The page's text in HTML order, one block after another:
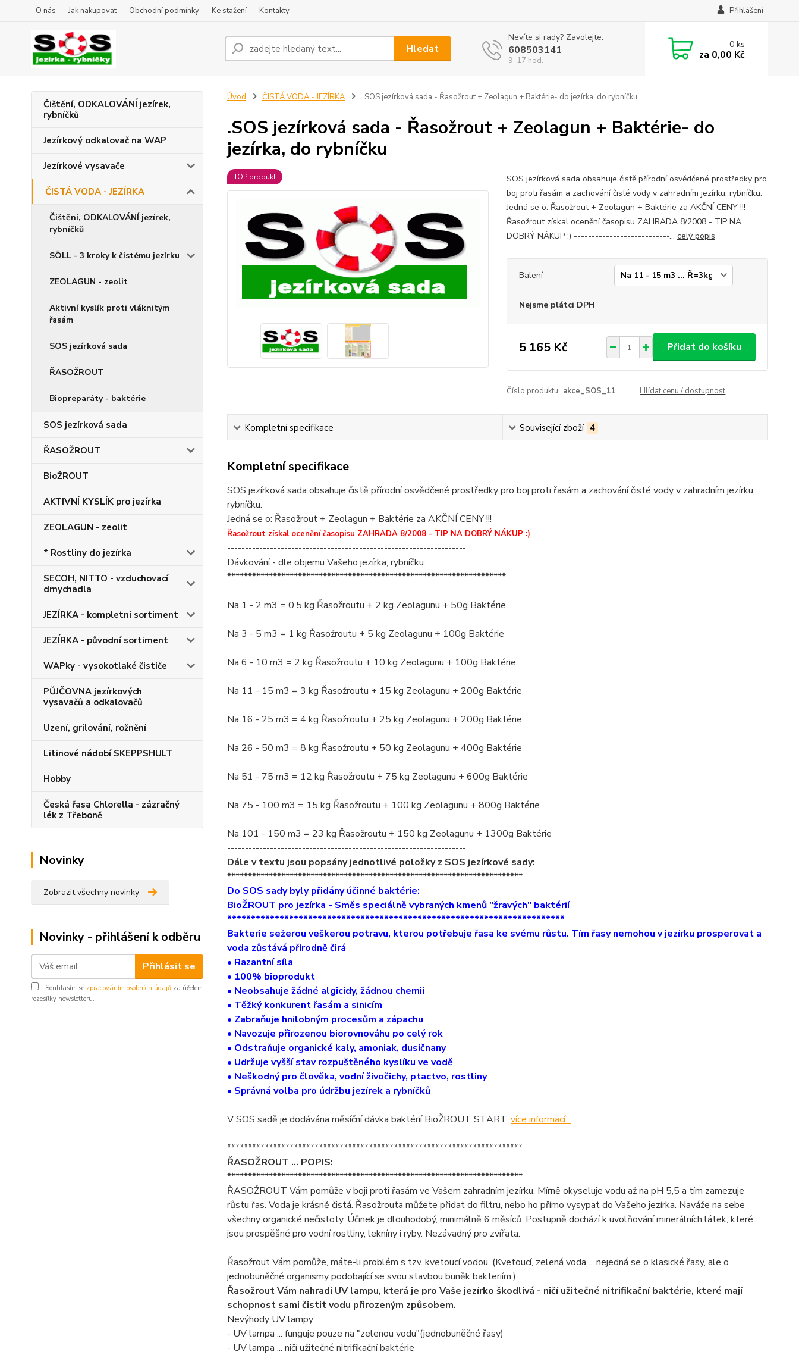
O nás Jak nakupovat Obchodní podmínky Ke stažení Kontakty Přihlášení
Hledat
Nevíte si rady? Zavolejte.
608503141
9-17 hod.
0ks
za 0,00 Kč
Čištění, ODKALOVÁNÍ jezírek,
rybníčků
Jezírkový odkalovač na WAP
Jezírkové vysavače
ČISTÁ VODA - JEZÍRKA
Čištění, ODKALOVÁNÍ jezírek,
rybníčků
SÖLL - 3 kroky k čistému jezírku
ZEOLAGUN - zeolit
Aktivní kyslík proti vláknitým
řasám
SOS jezírková sada
ŘASOŽROUT
Biopreparáty - baktérie
SOS jezírková sada
ŘASOŽROUT
BioŽROUT
AKTIVNÍ KYSLÍK pro jezírka
ZEOLAGUN - zeolit
* Rostliny do jezírka
SECOH, NITTO - vzduchovací
dmychadla
JEZÍRKA - kompletní sortiment
JEZÍRKA - původní sortiment
WAPky - vysokotlaké čističe
PŮJČOVNA jezírkových
vysavačů a odkalovačů
Uzení, grilování, rožnění
Litinové nádobí SKEPPSHULT
Hobby
Česká řasa Chlorella - zázračný
lék z Třeboně
Novinky
Zobrazit všechny novinky
Novinky - přihlášení k odběru
Přihlásit se
Souhlasím se zpracováním osobních údajů za účelem
rozesílky newsletteru.
Úvod ČISTÁ VODA - JEZÍRKA .SOS jezírková sada - Řasožrout + Zeolagun + Baktérie- do jezírka, do rybníčku
.SOS jezírková sada - Řasožrout + Zeolagun + Baktérie- do
jezírka, do rybníčku
TOP produkt
SOS jezírková sada obsahuje čistě přírodní osvědčené prostředky pro
boj proti řasám a zachování čisté vody v zahradním jezírku, rybníčku.
Jedná se o: Řasožrout + Zeolagun + Baktérie za AKČNÍ CENY !!!
Řasožrout získal ocenění časopisu ZAHRADA 8/2008 - TIP NA
DOBRÝ NÁKUP :) ---------------------------... celý popis
Balení
Nejsme plátci DPH
5 165 Kč Přidat do košíku
Číslo produktu: akce_SOS_11 Hlídat cenu / dostupnost
Kompletní specifikace Související zboží 4
Kompletní specifikace
SOS jezírková sada obsahuje čistě přírodní osvědčené prostředky pro boj proti řasám a zachování čisté vody v zahradním jezírku,
rybníčku.
Jedná se o: Řasožrout + Zeolagun + Baktérie za AKČNÍ CENY !!!
Řasožrout získal ocenění časopisu ZAHRADA 8/2008 - TIP NA DOBRÝ NÁKUP :)
-------------------------------------------------------------------
Dávkování - dle objemu Vašeho jezírka, rybníčku:
*******************************************************************
Na 1 - 2 m3 = 0,5 kg Řasožroutu + 2 kg Zeolagunu + 50g Baktérie
Na 3 - 5 m3 = 1 kg Řasožroutu + 5 kg Zeolagunu + 100g Baktérie
Na 6 - 10 m3 = 2 kg Řasožroutu + 10 kg Zeolagunu + 100g Baktérie
Na 11 - 15 m3 = 3 kg Řasožroutu + 15 kg Zeolagunu + 200g Baktérie
Na 16 - 25 m3 = 4 kg Řasožroutu + 25 kg Zeolagunu + 200g Baktérie
Na 26 - 50 m3 = 8 kg Řasožroutu + 50 kg Zeolagunu + 400g Baktérie
Na 51 - 75 m3 = 12 kg Řasožroutu + 75 kg Zeolagunu + 600g Baktérie
Na 75 - 100 m3 = 15 kg Řasožroutu + 100 kg Zeolagunu + 800g Baktérie
Na 101 - 150 m3 = 23 kg Řasožroutu + 150 kg Zeolagunu + 1300g Baktérie
-------------------------------------------------------------------
Dále v textu jsou popsány jednotlivé položky z SOS jezírkové sady:
***********************************************************************
Do SOS sady byly přidány účinné baktérie:
BioŽROUT pro jezírka - Směs speciálně vybraných kmenů "žravých" baktérií
***********************************************************************
Bakterie sežerou veškerou potravu, kterou potřebuje řasa ke svému růstu. Tím řasy nemohou v jezírku prosperovat a
voda zůstává přírodně čirá
• Razantní síla
• 100% bioprodukt
• Neobsahuje žádné algicidy, žádnou chemii
• Těžký konkurent řasám a sinicím
• Zabraňuje hnilobným procesům a zápachu
• Navozuje přirozenou biorovnováhu po celý rok
• Odstraňuje organické kaly, amoniak, dusičnany
• Udržuje vyšší stav rozpuštěného kyslíku ve vodě
• Neškodný pro člověka, vodní živočichy, ptactvo, rostliny
• Správná volba pro údržbu jezírek a rybníčků
V SOS sadě je dodávána měsíční dávka baktérií BioŽROUT START. více informací...
***********************************************************************
ŘASOŽROUT ... POPIS:
***********************************************************************
ŘASOŽROUT Vám pomůže v boji proti řasám ve Vašem zahradním jezírku. Mírně okyseluje vodu až na pH 5,5 a tím zamezuje
růstu řas. Voda je krásně čistá. Řasožrouta můžete přidat do filtru, nebo ho přímo vysypat do Vašeho jezírka. Naváže na sebe
všechny organické nečistoty. Účinek je dlouhodobý, minimálně 6 měsíců. Postupně dochází k uvolňování minerálních látek, které
jsou prospěšné pro vodní rostliny, lekníny i ryby. Nezávadný pro zvířata.
Řasožrout Vám pomůže, máte-li problém s tzv. kvetoucí vodou. (Kvetoucí, zelená voda ... nejedná se o klasické řasy, ale o
jednobuněčné organismy podobající se svou stavbou buněk bakteriím.)
Řasožrout Vám nahradí UV lampu, která je pro Vaše jezírko škodlivá - ničí užitečné nitrifikační baktérie, které mají
schopnost sami čistit vodu přirozeným způsobem.
Nevýhody UV lampy:
- UV lampa ... funguje pouze na "zelenou vodu"(jednobuněčné řasy)
- UV lampa ... ničí užitečné nitrifikační baktérie